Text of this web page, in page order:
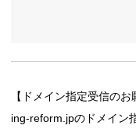
【ドメイン指定受信のお
ing-reform.jpのドメイン